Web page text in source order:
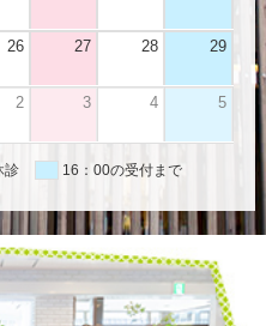
26 27 28 29
2 3 4 5
診 16：00の受付まで